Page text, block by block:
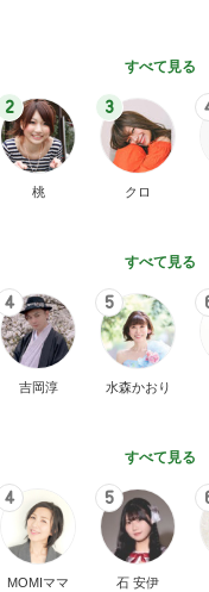
すべて見る
2
桃
3
クロ
すべて見る
4
吉岡淳
5
水森かおり
すべて見る
4
MOMIママ
5
石 安伊